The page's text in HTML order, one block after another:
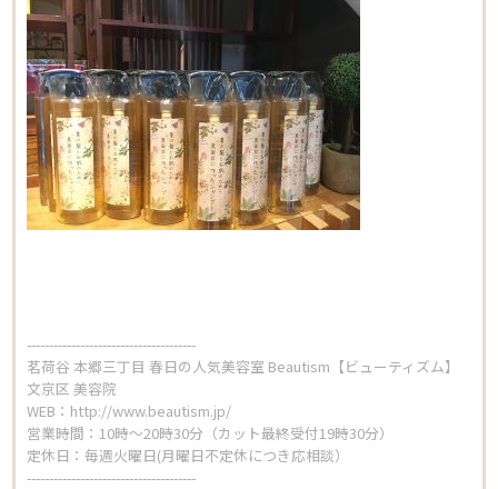
--------------------------------------
茗荷谷 本郷三丁目 春日の人気美容室 Beautism【ビューティズム】
文京区 美容院
WEB： http://www.beautism.jp/
営業時間：10時～20時30分（カット最終受付19時30分）
定休日：毎週火曜日(月曜日不定休につき応相談）
--------------------------------------
Beautism
茗荷谷店
Beautism
本郷三丁目店
春日店
Beautism
loundge